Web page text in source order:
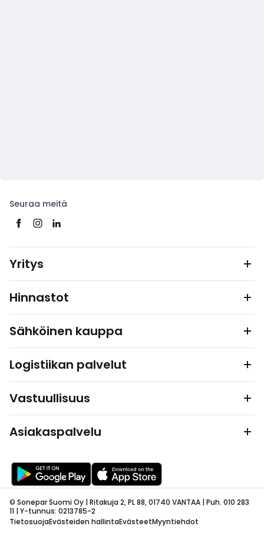
Seuraa meitä
Yritys
Hinnastot
Sähköinen kauppa
Logistiikan palvelut
Vastuullisuus
Asiakaspalvelu
© Sonepar Suomi Oy | Ritakuja 2, PL 88, 01740 VANTAA | Puh. 010 283
11 | Y-tunnus: 0213785-2
TietosuojaEvästeiden hallintaEvästeetMyyntiehdot